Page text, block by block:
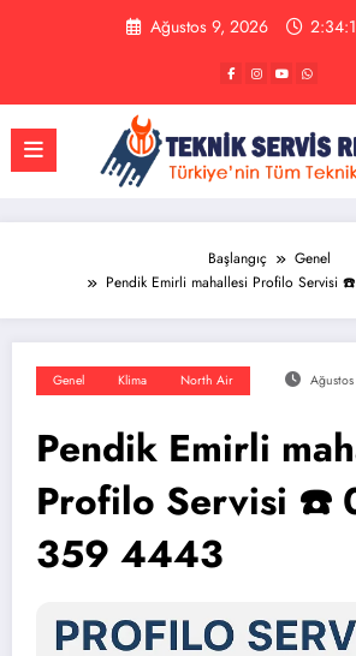
Ağustos 9, 2026
Başlangıç
Genel
Pendik Emirli mahallesi Profilo Servisi
Genel Klima North Air
Pendik Emirli
Profilo Servisi ☎️
359 4443